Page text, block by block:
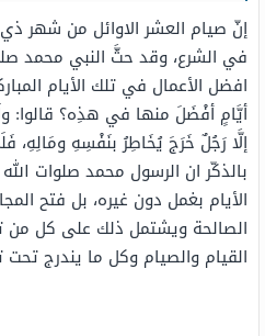
إنّ صيام العشر الاوائل من شهر ذي
في الشرع، وقد حثَّ النبي محمد
افضل الأعمال في تلك الأيام
أيَّامٍ أفْضَلَ منها في هذِه؟ قالوا:
إلَّا رَجُلٌ خَرَجَ يُخَاطِرُ بنَفْسِهِ ومَالِهِ،
بالذكّر ان الرسول محمد صلوات
الأيام بغمل دون غيره، بل فتح
الصالحة ويشتمل ذلك على كل من
القيام والصيام وكل ما يندرج